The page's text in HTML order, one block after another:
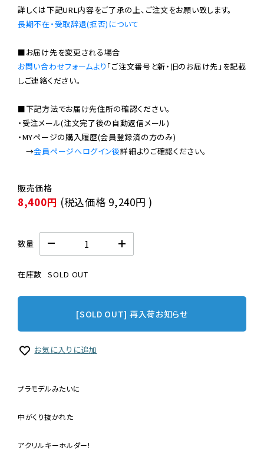
長期不在・受取辞退(拒否)について
お問い合わせフォームより 「ご注文番号と新・旧のお届け先」を記載
しご連絡ください。
■下記方法でお届け先住所の確認ください。
・受注メール(注文完了後の自動返信メール)
・MYページの購入履歴(会員登録済の方のみ)
→会員ページへログイン後
8,400円 (税込価格 9,240円 )
数量
在庫数 SOLD OUT
[SOLD OUT] 再入荷お知らせ
お気に入りに追加
プラモデルみたいに
中がくり抜かれた
アクリルキーホルダー!